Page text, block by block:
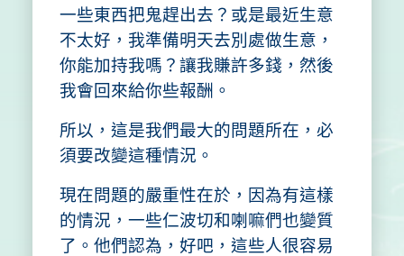
一些東西把鬼趕出去？或是最近生意
不太好，我準備明天去別處做生意，
你能加持我嗎？讓我賺許多錢，然後
我會回來給你些報酬。
所以，這是我們最大的問題所在，必
須要改變這種情況。
現在問題的嚴重性在於，因為有這樣
的情況，一些仁波切和喇嘛們也變質
了。他們認為，好吧，這些人很容易